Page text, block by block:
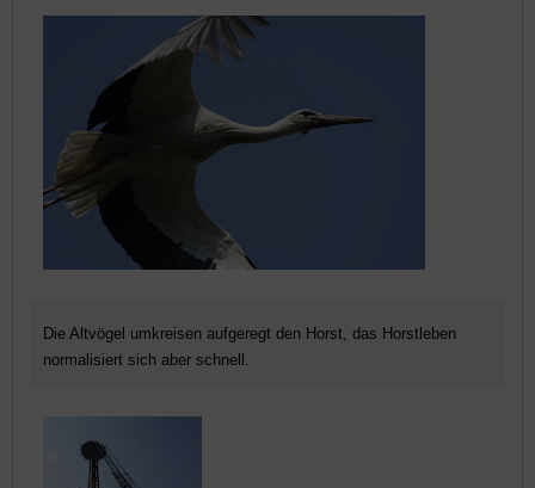
Die Altvögel umkreisen aufgeregt den Horst, das Horstleben
normalisiert sich aber schnell.